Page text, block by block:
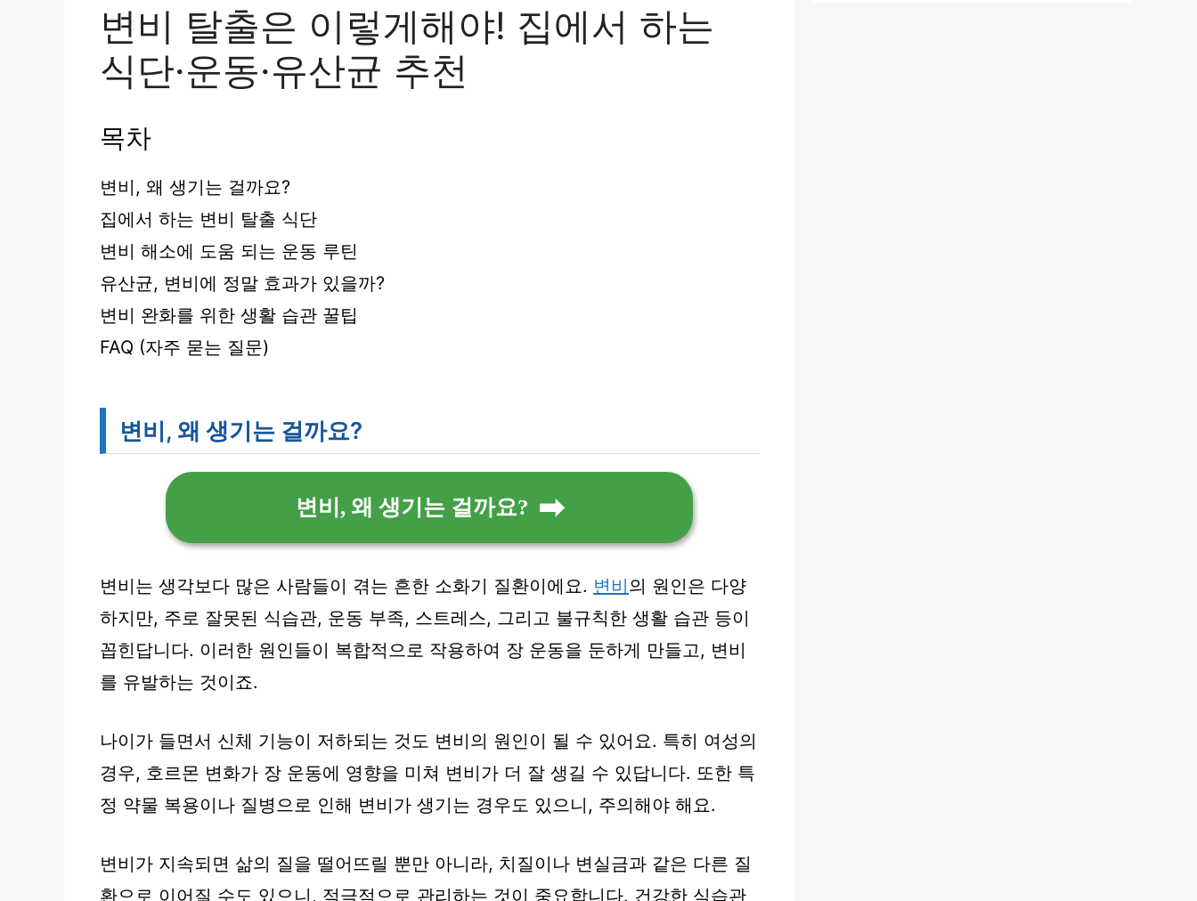
변비 탈출은 이렇게해야! 집에서 하는
식단·운동·유산균 추천
목차
변비, 왜 생기는 걸까요?
집에서 하는 변비 탈출 식단
변비 해소에 도움 되는 운동 루틴
유산균, 변비에 정말 효과가 있을까?
변비 완화를 위한 생활 습관 꿀팁
FAQ (자주 묻는 질문)
변비, 왜 생기는 걸까요?
변비, 왜 생기는 걸까요?
변비는 생각보다 많은 사람들이 겪는 흔한 소화기 질환이에요. 변비의 원인은 다양
하지만, 주로 잘못된 식습관, 운동 부족, 스트레스, 그리고 불규칙한 생활 습관 등이
꼽힌답니다. 이러한 원인들이 복합적으로 작용하여 장 운동을 둔하게 만들고, 변비
를 유발하는 것이죠.
나이가 들면서 신체 기능이 저하되는 것도 변비의 원인이 될 수 있어요. 특히 여성의
경우, 호르몬 변화가 장 운동에 영향을 미쳐 변비가 더 잘 생길 수 있답니다. 또한 특
정 약물 복용이나 질병으로 인해 변비가 생기는 경우도 있으니, 주의해야 해요.
변비가 지속되면 삶의 질을 떨어뜨릴 뿐만 아니라, 치질이나 변실금과 같은 다른 질
환으로 이어질 수도 있으니, 적극적으로 관리하는 것이 중요합니다. 건강한 식습관